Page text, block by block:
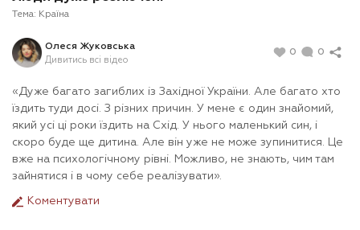
Тема: Країна
Олеся Жуковська
Дивитись всі відео
0 0
«Дуже багато загиблих із Західної України. Але багато хто
їздить туди досі. З різних причин. У мене є один знайомий,
який усі ці роки їздить на Схід. У нього маленький син, і
скоро буде ще дитина. Але він уже не може зупинитися. Це
вже на психологічному рівні. Можливо, не знають, чим там
зайнятися і в чому себе реалізувати».
Коментувати